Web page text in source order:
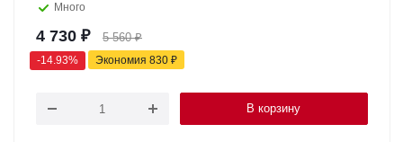
Много
4 730 ₽ 5 560₽
-14.93% Экономия 830 ₽
В корзину